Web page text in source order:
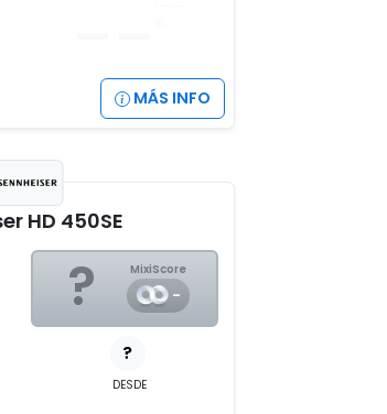
MÁS INFO
HD 450SE
? MixiScore
-
?
DESDE